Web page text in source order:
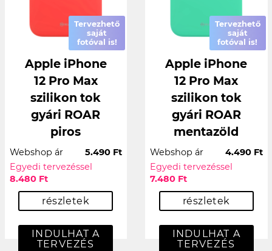
Tervezhető
saját
fotóval is!
Apple iPhone
12 Pro Max
szilikon tok
gyári ROAR
piros
Webshop ár
5.490 Ft
Egyedi tervezéssel
8.480 Ft
részletek
INDULHAT A
TERVEZÉS
Tervezhető
saját
fotóval is!
Apple iPhone
12 Pro Max
szilikon tok
gyári ROAR
mentazöld
Webshop ár
4.490 Ft
Egyedi tervezéssel
7.480 Ft
részletek
INDULHAT A
TERVEZÉS